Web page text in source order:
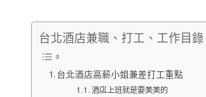
台北酒店兼職、打工、工作目錄
台北酒店高薪小姐兼差打工重點
酒店上班就是要美美的